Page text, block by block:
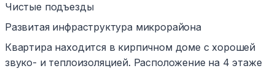
Чистые подъезды
Развитая инфраструктура микрорайона
Квартира находится в кирпичном доме с хорошей
звуко- и теплоизоляцией. Расположение на 4 этаже